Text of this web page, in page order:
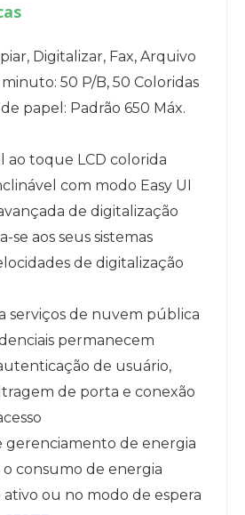
Digitalizar, Fax, Arquivo
50 P/B, 50 Coloridas
papel: Padrão 650 Máx.
ao toque LCD colorida
com modo Easy UI
de digitalização
se aos seus sistemas
de digitalização
serviços de nuvem pública
permanecem
de usuário,
de porta e conexão
gerenciamento de energia
consumo de energia
ou no modo de espera